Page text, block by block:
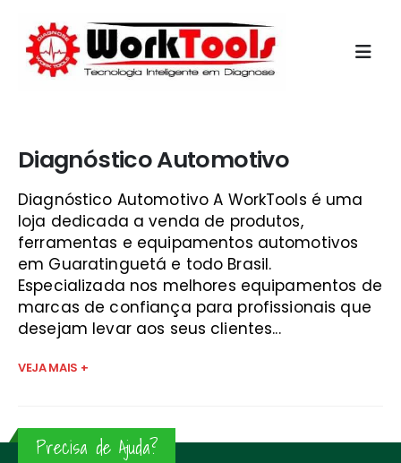
Diagnóstico Automotivo
Diagnóstico Automotivo A WorkTools é uma
loja dedicada a venda de produtos,
ferramentas e equipamentos automotivos
em Guaratinguetá e todo Brasil.
Especializada nos melhores equipamentos de
marcas de confiança para profissionais que
desejam levar aos seus clientes...
VEJA MAIS +
Precisa de Ajuda?